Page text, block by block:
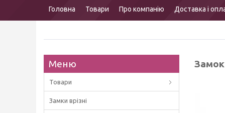
Головна Товари Про компанію Доставка і
Замок
Товари
Замки врізні